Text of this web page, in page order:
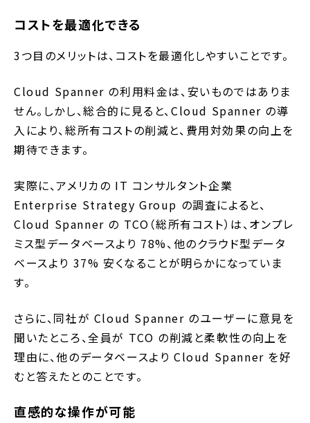
コストを最適化できる
3つ目のメリットは、コストを最適化しやすいことです。
Cloud Spanner の利用料金は、安いものではありま
せん。しかし、総合的に見ると、Cloud Spanner の導
入により、総所有コストの削減と、費用対効果の向上を
期待できます。
実際に、アメリカの IT コンサルタント企業
Enterprise Strategy Group の調査によると、
Cloud Spanner の TCO（総所有コスト）は、オンプレ
ミス型データベースより 78%、他のクラウド型データ
ベースより 37% 安くなることが明らかになっていま
す。
さらに、同社が Cloud Spanner のユーザーに意見を
聞いたところ、全員が TCO の削減と柔軟性の向上を
理由に、他のデータベースより Cloud Spanner を好
むと答えたとのことです。
直感的な操作が可能